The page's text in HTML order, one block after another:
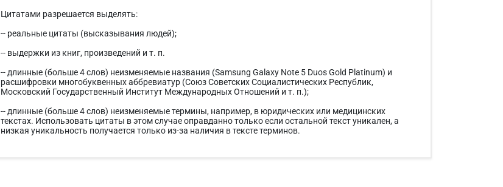
Цитатами разрешается выделять:
-- реальные цитаты (высказывания людей);
-- выдержки из книг, произведений и т. п.
-- длинные (больше 4 слов) неизменяемые названия (Samsung Galaxy Note 5 Duos Gold Platinum) и
расшифровки многобуквенных аббревиатур (Союз Советских Социалистических Республик,
Московский Государственный Институт Международных Отношений и т. п.);
-- длинные (больше 4 слов) неизменяемые термины, например, в юридических или медицинских
текстах. Использовать цитаты в этом случае оправданно только если остальной текст уникален, а
низкая уникальность получается только из-за наличия в тексте терминов.